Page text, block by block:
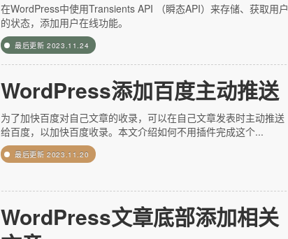
在WordPress中使用Transients API （瞬态API）来存储、获取用户
的状态，添加用户在线功能。
最后更新2023.11.24
WordPress添加百度主动推送
为了加快百度对自己文章的收录，可以在自己文章发表时主动推送
给百度，以加快百度收录。本文介绍如何不用插件完成这个...
最后更新2023.11.20
WordPress文章底部添加相关